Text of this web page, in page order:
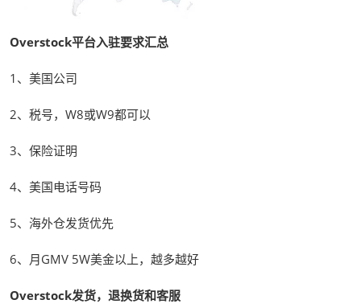
Overstock平台入驻要求汇总
1、美国公司
2、税号，W8或W9都可以
3、保险证明
4、美国电话号码
5、海外仓发货优先
6、月GMV 5W美金以上，越多越好
Overstock发货，退换货和客服